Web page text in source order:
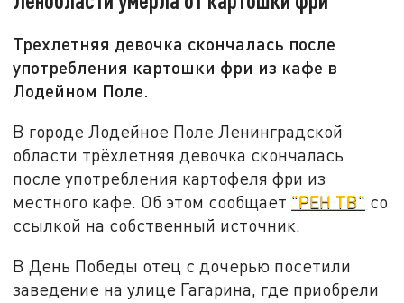
Трехлетняя девочка скончалась после
употребления картошки фри из кафе в
Лодейном Поле.
В городе Лодейное Поле Ленинградской
области трёхлетняя девочка скончалась
после употребления картофеля фри из
местного кафе. Об этом сообщает "РЕН ТВ" со
ссылкой на собственный источник.
В День Победы отец с дочерью посетили
заведение на улице Гагарина, где приобрели